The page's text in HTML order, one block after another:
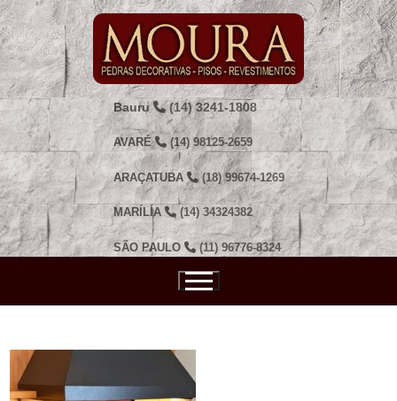
Pular
para
o
conteúdo
Bauru (14) 3241-1808
AVARÉ (14) 98125-2659
ARAÇATUBA (18) 99674-1269
MARÍLIA (14) 34324382
SÃO PAULO (11) 96776-8324